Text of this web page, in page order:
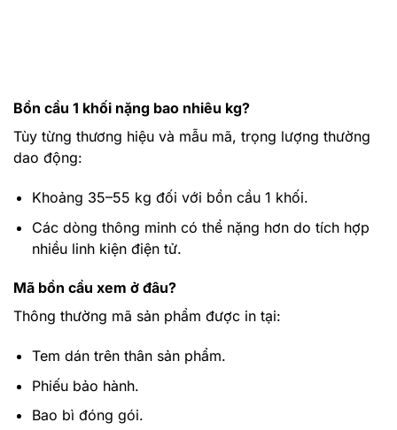
Bồn cầu 1 khối nặng bao nhiêu kg?
Tùy từng thương hiệu và mẫu mã, trọng lượng thường
dao động:
Khoảng 35–55 kg đối với bồn cầu 1 khối.
Các dòng thông minh có thể nặng hơn do tích hợp
nhiều linh kiện điện tử.
Mã bồn cầu xem ở đâu?
Thông thường mã sản phẩm được in tại:
Tem dán trên thân sản phẩm.
Phiếu bảo hành.
Bao bì đóng gói.